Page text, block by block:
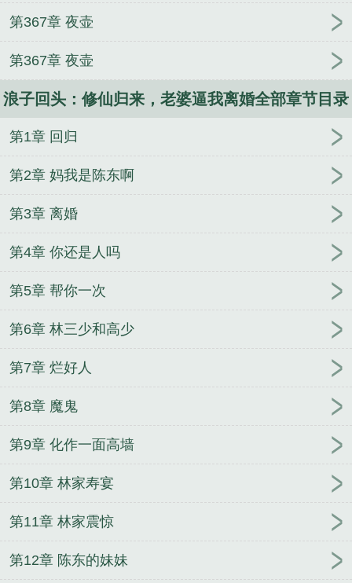
死好不好？
末世天灾，重生后我嘎嘎乱
杀
六零糙汉被末世女王轻松拿捏
快穿：大佬他过分
黏人 穿越星际之引领农业复兴
异界敌人皆我真菌养
剧本 禅影侠踪 星际采集工 被网恋对象骗去星际捡
第367章 夜壶
第367章 夜壶
浪子回头：修仙归来，老婆逼我离婚全部章节目录
第1章 回归
第2章 妈我是陈东啊
第3章 离婚
第4章 你还是人吗
第5章 帮你一次
第6章 林三少和高少
第7章 烂好人
第8章 魔鬼
第9章 化作一面高墙
第10章 林家寿宴
第11章 林家震惊
第12章 陈东的妹妹